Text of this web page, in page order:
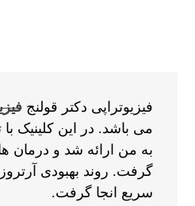
فیزیوتراپی دکتر قولنج
می باشد. در این کلینیک
به من ارائه شد و درمان
گرفت. روند بهبودی
سریع انجا گرفت.